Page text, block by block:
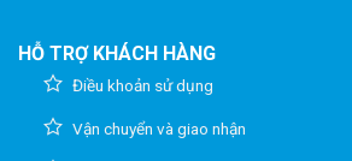
HỖ TRỢ KHÁCH HÀNG
Điều khoản sử dụng
Vận chuyển và giao nhận